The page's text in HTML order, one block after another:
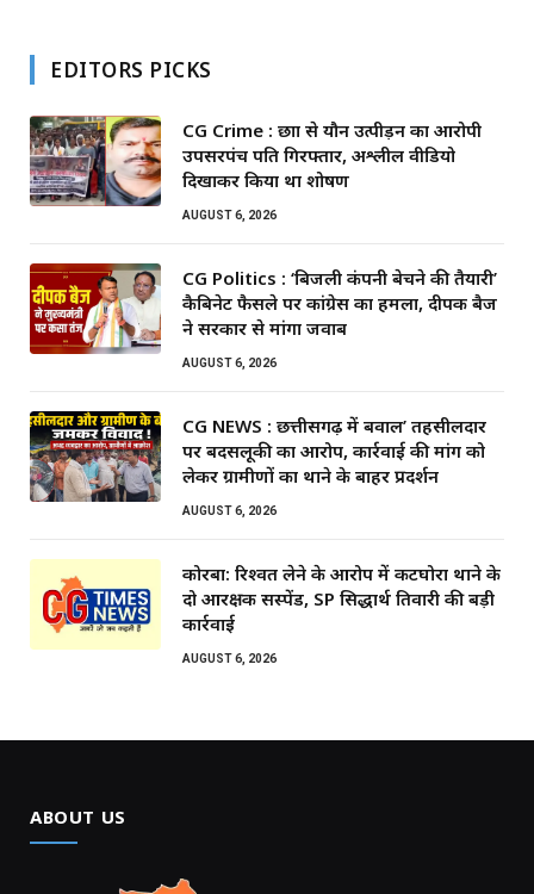
EDITORS PICKS
CG Crime : छात्रा से यौन उत्पीड़न का आरोपी
उपसरपंच पति गिरफ्तार, अश्लील वीडियो
दिखाकर किया था शोषण
AUGUST 6, 2026
CG Politics : ‘बिजली कंपनी बेचने की तैयारी’
कैबिनेट फैसले पर कांग्रेस का हमला, दीपक बैज
ने सरकार से मांगा जवाब
AUGUST 6, 2026
CG NEWS : छत्तीसगढ़ में बवाल’ तहसीलदार
पर बदसलूकी का आरोप, कार्रवाई की मांग को
लेकर ग्रामीणों का थाने के बाहर प्रदर्शन
AUGUST 6, 2026
कोरबा: रिश्वत लेने के आरोप में कटघोरा थाने के
दो आरक्षक सस्पेंड, SP सिद्धार्थ तिवारी की बड़ी
कार्रवाई
AUGUST 6, 2026
ABOUT US